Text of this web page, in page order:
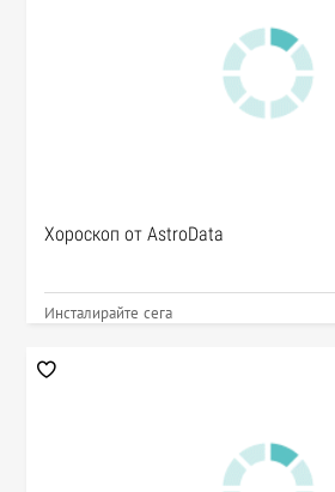
Хороскоп от AstroData
Инсталирайте сега